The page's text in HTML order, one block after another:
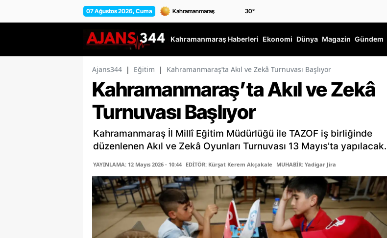
07 Ağustos 2026, Cuma 30°
Kahramanmaraş Haberleri Ekonomi Dünya Magazin Gündem
Ajans344 | Eğitim | Kahramanmaraş’ta Akıl ve Zekâ Turnuvası Başlıyor
Kahramanmaraş’ta Akıl ve Zekâ
Turnuvası Başlıyor
Kahramanmaraş İl Millî Eğitim Müdürlüğü ile TAZOF iş birliğinde
düzenlenen Akıl ve Zekâ Oyunları Turnuvası 13 Mayıs’ta yapılacak.
YAYINLAMA: 12 Mayıs 2026 - 10:44 EDİTÖR: Kürşat Kerem Akçakale MUHABİR: Yadigar Jira